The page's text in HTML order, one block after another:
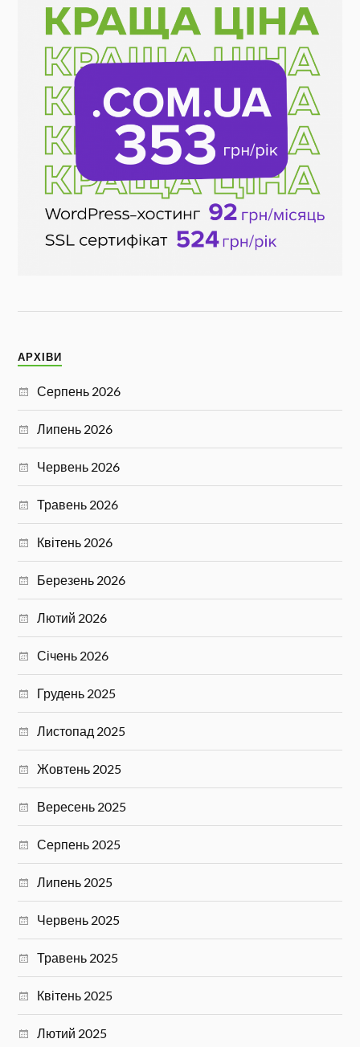
АРХІВИ
Серпень 2026
Липень 2026
Червень 2026
Травень 2026
Квітень 2026
Березень 2026
Лютий 2026
Січень 2026
Грудень 2025
Листопад 2025
Жовтень 2025
Вересень 2025
Серпень 2025
Липень 2025
Червень 2025
Травень 2025
Квітень 2025
Лютий 2025